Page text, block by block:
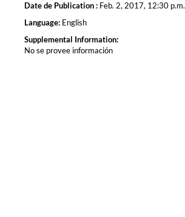
Date de Publication : Feb. 2, 2017, 12:30 p.m.
Language: English
Supplemental Information:
No se provee información